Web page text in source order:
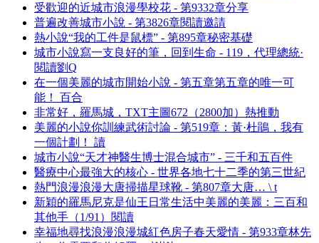
受歡迎的近城市浪漫學校花 - 第9332章分享
普遍改善城市小說 - 第3826章閱讀邀請
熱小說“我的工件是鼠標” - 第895章秘密基礎
城市小說寫一支良好的筆，回到生命 - 119，代理總統·
閱讀劉Q
在一個美麗的城市開始小說 - 第五章第五章的唯一可
能！ 百合
非常好，羅馬城，TXT主圖672（2800加）熱推動
美麗的小說你訓練武術討論 - 第519章：黃·杜鵑，我有
一個計劃！ 讀
城市小說“天才神醫生博士混合城市” - 三千和五百件
醫療中心最強大的核心 - 世界各地七十二季的第三世紀
熱門浪漫浪漫大唐掃描星球靴 - 第807章大唐… \ t
新穎的羅馬尼克是仙王日常生活中美麗的美麗：三百和
其他手（1/91）閱讀
幸福地尋找浪漫浪漫城紅色房子春天愛情 - 第933章林先